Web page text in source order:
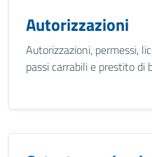
Autorizzazioni
Autorizzazioni, permessi,
passi carrabili e prestito di